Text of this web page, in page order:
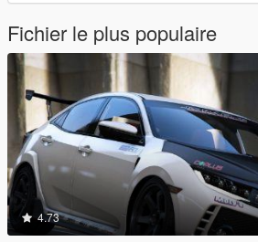
Fichier le plus populaire
4.73